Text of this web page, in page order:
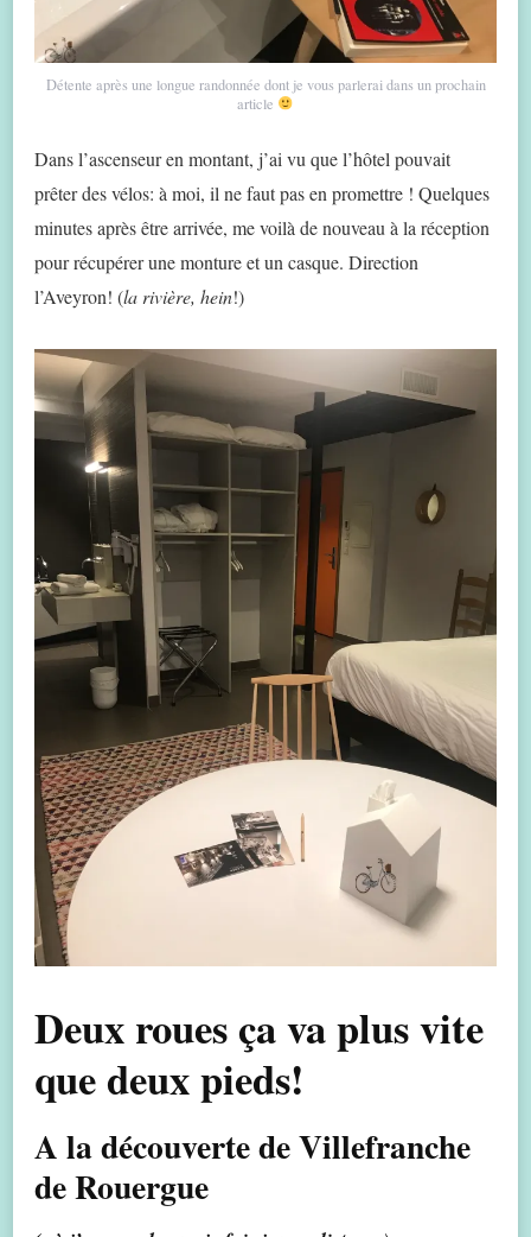
Détente après une longue randonnée dont je vous parlerai dans un prochain
article
Dans l’ascenseur en montant, j’ai vu que l’hôtel pouvait
prêter des vélos: à moi, il ne faut pas en promettre ! Quelques
minutes après être arrivée, me voilà de nouveau à la réception
pour récupérer une monture et un casque. Direction
l’Aveyron! (la rivière, hein!)
Deux roues ça va plus vite
que deux pieds!
A la découverte de Villefranche
de Rouergue